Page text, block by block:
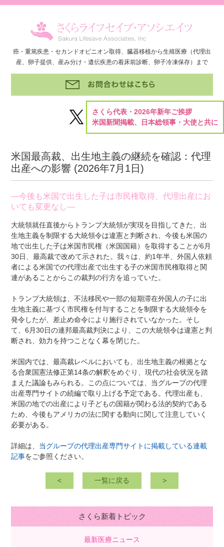
癌・重篤疾患・セカンドオピニオン取得、臓器移植から生殖医療（代理出
産、卵子提供、産み分け・遺伝疾患の着床前診断、卵子冷凍保存）まで
さくら代表・2026年新年ご挨拶
米国新聞掲載、日本総領事・大使と共に
米国最高裁、出生地主義の継続を確認：代理
出産への影響 (2026年7月1日)
―今後も米国で出生した子は市民権取得、代理出産にお
いても変更なし―
大統領就任直後からトランプ大統領が実現を目指してきた、出
生地主義を制限する大統領令は違憲と判断され、今後も米国の
地で出生した子は米国市民権（米国国籍）を取得することが6月
30日、最高裁で改めて示された。我々は、約1年半、外国人依頼
者による米国での代理出産で出生する子の米国市民権取得と関
連があることからこの裁判の行方を追っていた。
トランプ大統領は、不法移民や一部の短期滞在外国人の子に出
生地主義に基づく市民権を付与することを制限する大統領令を
発令したが、差止め命令により施行されていなかった。そし
て、6月30日の連邦最高裁判決により、この大統領令は違憲と判
断され、効力を持つことなく幕を閉じた。
米国内では、最高裁レベルにおいても、出生地主義の根拠とな
る合衆国憲法修正第14条の解釈をめぐり、現代の社会状況を踏
まえた議論もみられる。この点については、当グループの代理
出産専門サイトの続編で取り上げる予定である。代理出産も、
米国の地での出産により子どもの国籍が関わる法的契約である
ため、今後もアメリカの法に関する動向に関して注意していく
必要がある。
詳細は、 当グループの代理出産専門サイトに掲載している連載
記事をご参照ください。
< 一覧に戻る >
さくら新着トピック
最新医療ニュース